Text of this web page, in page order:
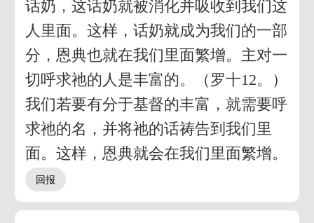
话奶，这话奶就被消化并吸收到我们这
人里面。这样，话奶就成为我们的一部
分，恩典也就在我们里面繁增。主对一
切呼求祂的人是丰富的。（罗十12。）
我们若要有分于基督的丰富，就需要呼
求祂的名，并将祂的话祷告到我们里
面。这样，恩典就会在我们里面繁增。